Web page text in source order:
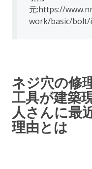
元:https://
work/basic/bolt/
ネジ穴の修
工具が建築
人さんに最
理由とは